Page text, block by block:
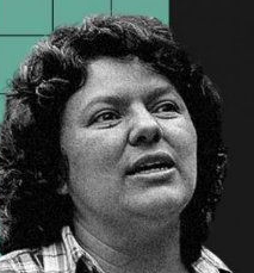
Studien
Fotos
Videos
Aktuell